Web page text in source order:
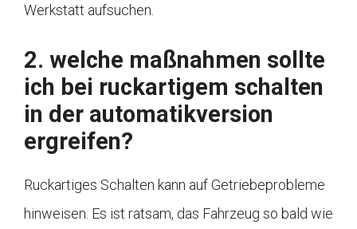
Werkstatt aufsuchen.
2. welche maßnahmen sollte
ich bei ruckartigem schalten
in der automatikversion
ergreifen?
Ruckartiges Schalten kann auf Getriebeprobleme
hinweisen. Es ist ratsam, das Fahrzeug so bald wie